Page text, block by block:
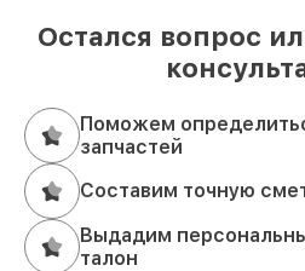
Остался вопрос
Поможем
запчастей
Составим точную
Выдадим
талон